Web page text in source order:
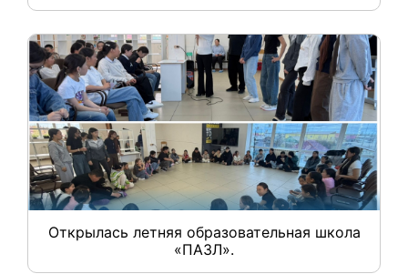
Открылась летняя образовательная школа
«ПАЗЛ».